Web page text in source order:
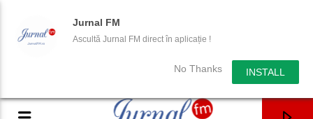
Jurnal FM
Ascultă Jurnal FM direct în aplicație !
No Thanks INSTALL